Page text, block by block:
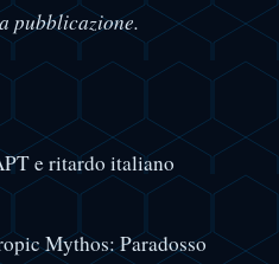
pubblicazione.
e ritardo italiano
Mythos: Paradosso